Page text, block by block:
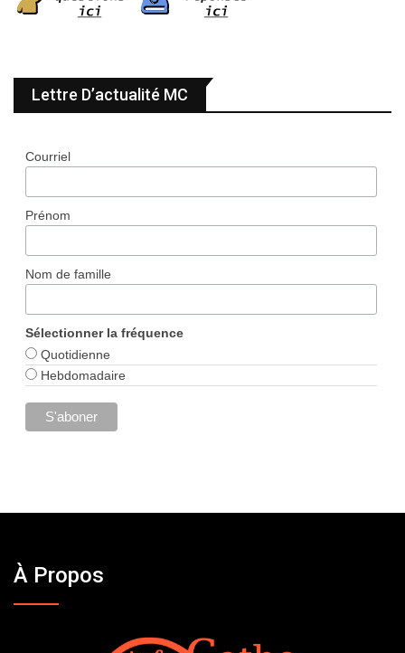
Lettre D’actualité MC
Courriel
Prénom
Nom de famille
Sélectionner la fréquence
Quotidienne
Hebdomadaire
À Propos